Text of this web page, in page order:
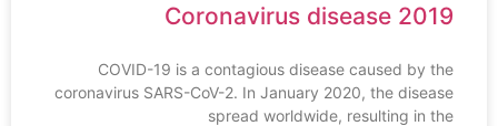
Coronavirus disease 2019
COVID-19 is a contagious disease caused by the
coronavirus SARS-CoV-2. In January 2020, the disease
spread worldwide, resulting in the